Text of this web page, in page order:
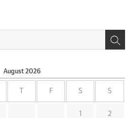
August 2026
F S S
1 2